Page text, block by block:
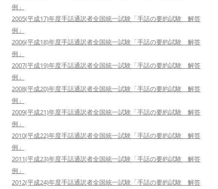
例」
2005(平成17)年度手話通訳者全国統一試験「手話の要約試験 解答
例」
2006(平成18)年度手話通訳者全国統一試験「手話の要約試験 解答
例」
2007(平成19)年度手話通訳者全国統一試験「手話の要約試験 解答
例」
2008(平成20)年度手話通訳者全国統一試験「手話の要約試験 解答
例」
2009(平成21)年度手話通訳者全国統一試験「手話の要約試験 解答
例」
2010(平成22)年度手話通訳者全国統一試験「手話の要約試験 解答
例」
2011(平成23)年度手話通訳者全国統一試験「手話の要約試験 解答
例」
2012(平成24)年度手話通訳者全国統一試験「手話の要約試験 解答